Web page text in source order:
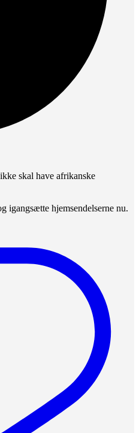
skal have afrikanske
igangsætte hjemsendelserne nu.